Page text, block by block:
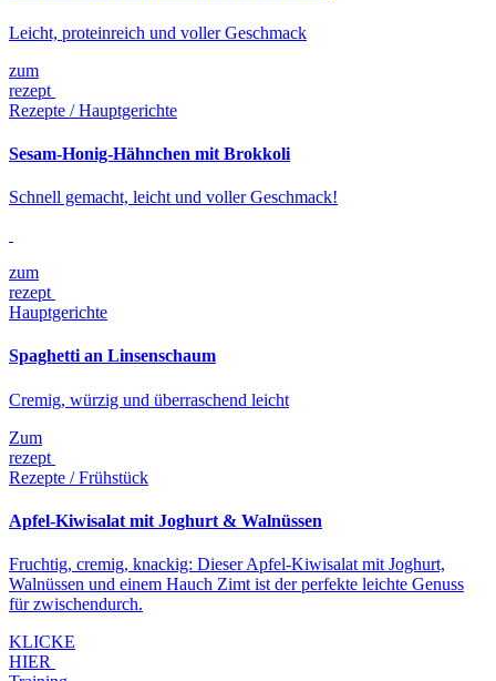
Leicht, proteinreich und voller Geschmack
zum
rezept
Rezepte / Hauptgerichte
Sesam-Honig-Hähnchen mit Brokkoli
Schnell gemacht, leicht und voller Geschmack!
zum
rezept
Hauptgerichte
Spaghetti an Linsenschaum
Cremig, würzig und überraschend leicht
Zum
rezept
Rezepte / Frühstück
Apfel-Kiwisalat mit Joghurt & Walnüssen
Fruchtig, cremig, knackig: Dieser Apfel-Kiwisalat mit Joghurt,
Walnüssen und einem Hauch Zimt ist der perfekte leichte Genuss
für zwischendurch.
KLICKE
HIER